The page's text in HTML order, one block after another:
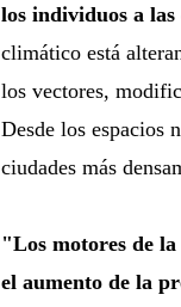
los individuos a las
climático está
los vectores,
Desde los espacios
ciudades más
"Los motores de
el aumento de la